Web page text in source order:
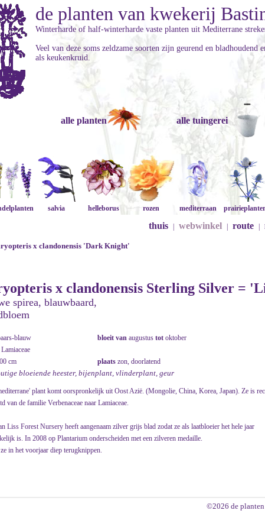
de planten van kwekerij
Winterharde of half-winterharde vaste planten uit Mediterrane
Veel van deze soms zeldzame soorten zijn geurend en bladhoudend
als keukenkruid.
alle planten alle tuingerei
salvia helleborus rozen mediterraan
thuis webwinkel route
x clandonensis 'Dark Knight'
x clandonensis Sterling Silver =
spirea, blauwbaard,
blauw bloeit van augustus tot oktober
Lamiaceae
cm plaats zon, doorlatend
bloeiende heester, bijenplant, vlinderplant, geur
plant komt oorspronkelijk uit Oost Azië. (Mongolie, China, Korea, Japan). Ze is
van de familie Verbenaceae naar Lamiaceae.
Liss Forest Nursery heeft aangenaam zilver grijs blad zodat ze als laatbloeier het hele jaar
is. In 2008 op Plantarium onderscheiden met een zilveren medaille.
in het voorjaar diep terugknippen.
©2026 de